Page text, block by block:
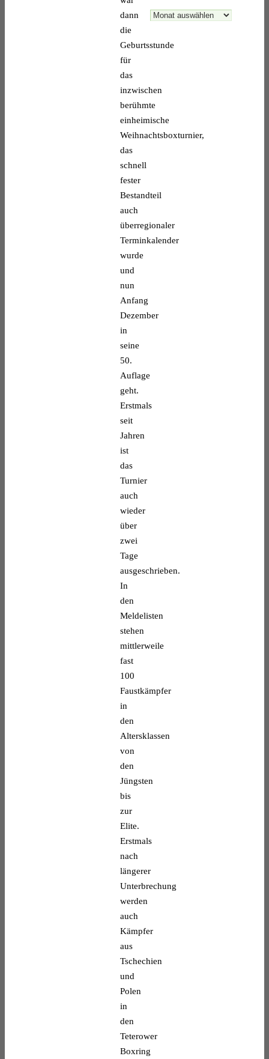
dann
die
Geburtsstunde
für
das
inzwischen
berühmte
einheimische
Weihnachtsboxturnier,
das
schnell
fester
Bestandteil
auch
überregionaler
Terminkalender
wurde
und
nun
Anfang
Dezember
in
seine
50.
Auflage
geht.
Erstmals
seit
Jahren
ist
das
Turnier
auch
wieder
über
zwei
Tage
ausgeschrieben.
In
den
Meldelisten
stehen
mittlerweile
fast
100
Faustkämpfer
in
den
Altersklassen
von
den
Jüngsten
bis
zur
Elite.
Erstmals
nach
längerer
Unterbrechung
werden
auch
Kämpfer
aus
Tschechien
und
Polen
in
den
Teterower
Boxring
Archive